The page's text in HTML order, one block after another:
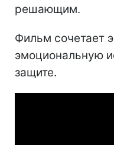
решающим.
Фильм сочетает
эмоциональную
защите.